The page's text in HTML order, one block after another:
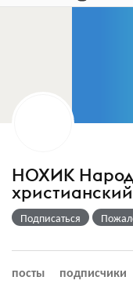
НОХИК
Подписаться
посты подписчики